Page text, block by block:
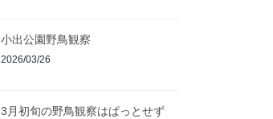
小出公園野鳥観察
2026/03/26
3月初旬の野鳥観察はぱっとせず